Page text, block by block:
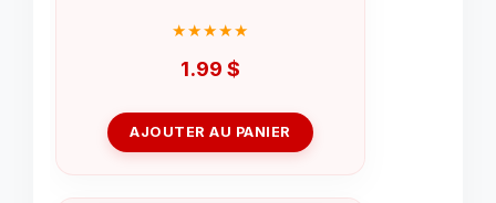
1.99 $
AJOUTER AU PANIER